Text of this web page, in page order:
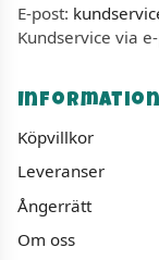
E-post:
Kundservice via
Köpvillkor
Leveranser
Ångerrätt
Om oss